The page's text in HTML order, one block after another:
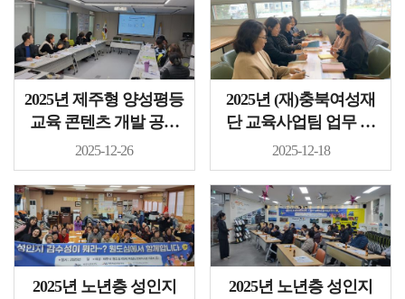
2025년 제주형 양성평등
교육 콘텐츠 개발 공유
회의..
2025-12-26
2025년 (재)충북여성재
단 교육사업팀 업무 공
유 간담회 ..
2025-12-18
2025년 노년층 성인지
2025년 노년층 성인지